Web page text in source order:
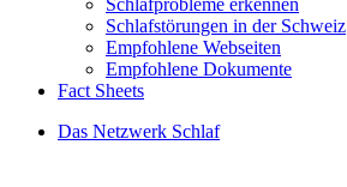
Schlafprobleme erkennen
Schlafstörungen in der Schweiz
Empfohlene Webseiten
Empfohlene Dokumente
Fact Sheets
Das Netzwerk Schlaf